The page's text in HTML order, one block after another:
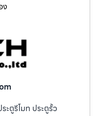
ง
ตูรีโมท ประตูรั้ว